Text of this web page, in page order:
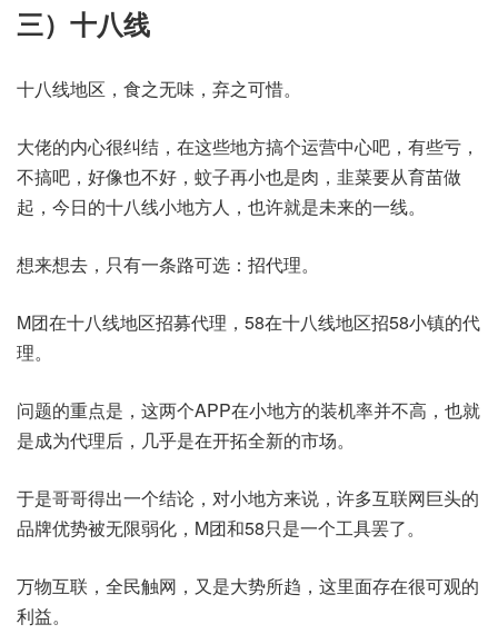
三）十八线
十八线地区，食之无味，弃之可惜。
大佬的内心很纠结，在这些地方搞个运营中心吧，有些亏，
不搞吧，好像也不好，蚊子再小也是肉，韭菜要从育苗做
起，今日的十八线小地方人，也许就是未来的一线。
想来想去，只有一条路可选：招代理。
M团在十八线地区招募代理，58在十八线地区招58小镇的代
理。
问题的重点是，这两个APP在小地方的装机率并不高，也就
是成为代理后，几乎是在开拓全新的市场。
于是哥哥得出一个结论，对小地方来说，许多互联网巨头的
品牌优势被无限弱化，M团和58只是一个工具罢了。
万物互联，全民触网，又是大势所趋，这里面存在很可观的
利益。